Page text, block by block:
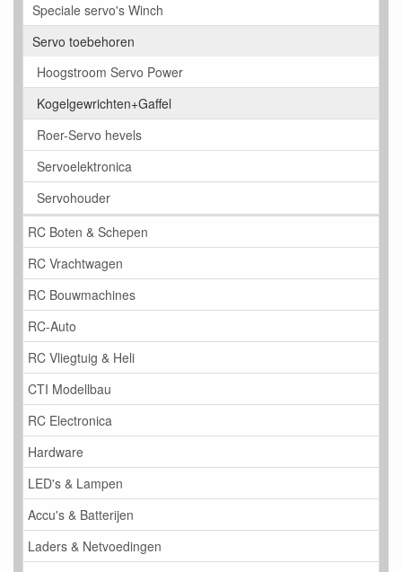
Speciale servo's Winch
Servo toebehoren
Hoogstroom Servo Power
Kogelgewrichten+Gaffel
Roer-Servo hevels
Servoelektronica
Servohouder
RC Boten & Schepen
RC Vrachtwagen
RC Bouwmachines
RC-Auto
RC Vliegtuig & Heli
CTI Modellbau
RC Electronica
Hardware
LED's & Lampen
Accu's & Batterijen
Laders & Netvoedingen